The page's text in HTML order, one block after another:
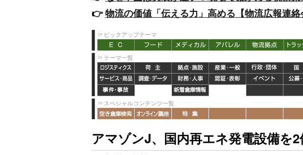
👉️物流の価値「伝える力」高める【物流広報連
ピックアップテーマ
テーマ一覧
スペシャルコンテンツ一覧
アマゾンJ、国内再エネ発電設備を